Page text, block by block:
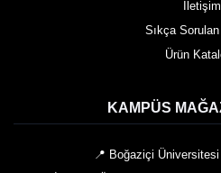
İletişim
Sıkça
Ürün
KAMPÜS
📍 Boğaziçi